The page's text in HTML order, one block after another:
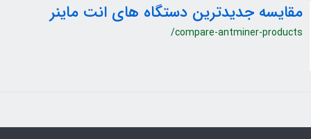
مقایسه جدیدترین دستگاه های انت ماینر
/compare-antminer-products